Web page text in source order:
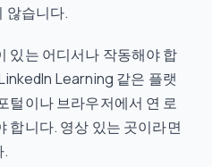
않습니다.
있는 어디서나 작동해야 합
Learning 같은 플랫
털이나 브라우저에서 연 로
합니다. 영상 있는 곳이라면
.